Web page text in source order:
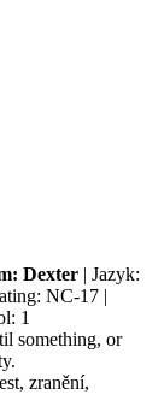
Dexter | Jazyk:
NC-17 |
1
something, or
zranění,